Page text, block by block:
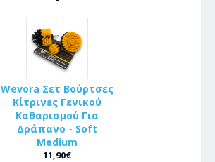
Wevora Σετ Βούρτσες
Κίτρινες Γενικού
Καθαρισμού Για
Δράπανο - Soft
Medium
11,90€